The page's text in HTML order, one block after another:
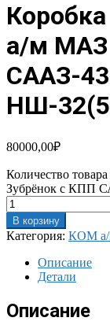
а/м МАЗ
СААЗ-
НШ-
80000,00₽
Количество
Зубрёнок с КПП
В корзину
Категория: КОМ а/
Описание
Детали
Описание